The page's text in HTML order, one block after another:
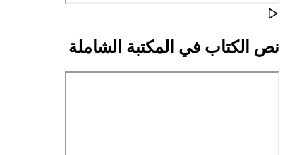
نص الكتاب في المكتبة الشاملة